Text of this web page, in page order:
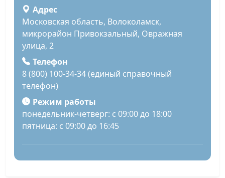
Адрес
Московская область, Волоколамск,
микрорайон Привокзальный, Овражная
улица, 2
Телефон
8 (800) 100-34-34 (единый справочный
телефон)
Режим работы
понедельник-четверг: с 09:00 до 18:00
пятница: с 09:00 до 16:45